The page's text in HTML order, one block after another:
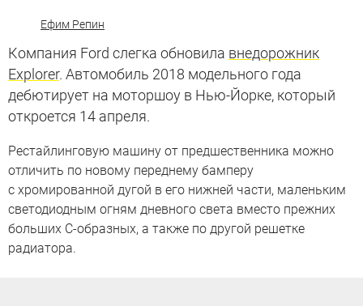
Ефим Репин
Компания Ford слегка обновила внедорожник
Explorer. Автомобиль 2018 модельного года
дебютирует на моторшоу в Нью-Йорке, который
откроется 14 апреля.
Рестайлинговую машину от предшественника можно
отличить по новому переднему бамперу
с хромированной дугой в его нижней части, маленьким
светодиодным огням дневного света вместо прежних
больших С-образных, а также по другой решетке
радиатора.